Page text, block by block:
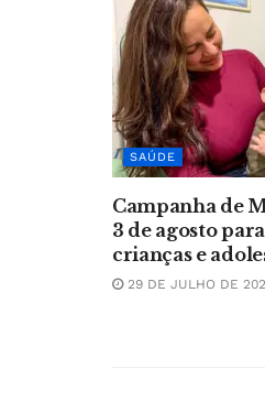
SAÚDE
Campanha de
3 de agosto
crianças e
29 DE JULHO DE